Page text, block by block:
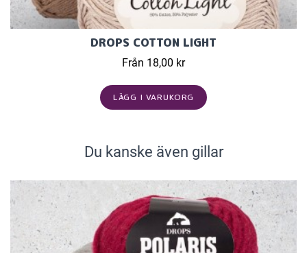
DROPS COTTON LIGHT
Från 18,00 kr
LÄGG I VARUKORG
Du kanske även gillar